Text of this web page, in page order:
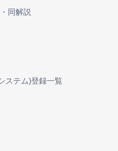
同解説
ステム)登録一覧